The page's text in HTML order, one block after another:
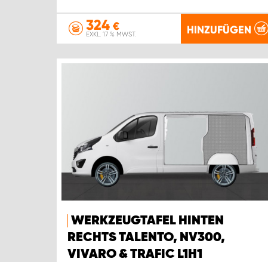
324 €
EXKL. 17 % MWST. HINZUFÜGEN
WERKZEUGTAFEL HINTEN
RECHTS TALENTO, NV300,
VIVARO & TRAFIC L1H1